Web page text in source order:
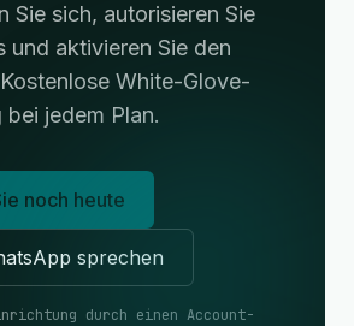
Sie sich, autorisieren Sie
und aktivieren Sie den
White-Glove-
bei jedem Plan.
noch heute
sprechen
durch einen Account-